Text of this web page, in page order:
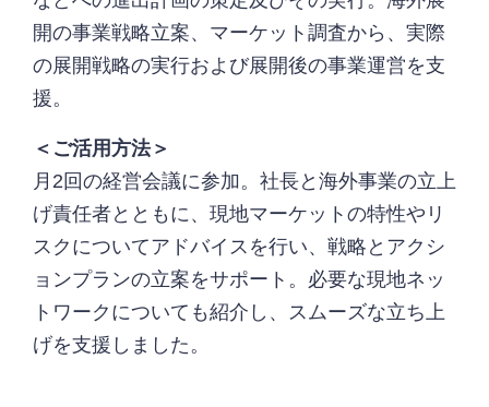
開の事業戦略立案、マーケット調査から、実際
の展開戦略の実行および展開後の事業運営を支
援。
＜ご活用方法＞
月2回の経営会議に参加。社長と海外事業の立上
げ責任者とともに、現地マーケットの特性やリ
スクについてアドバイスを行い、戦略とアクシ
ョンプランの立案をサポート。必要な現地ネッ
トワークについても紹介し、スムーズな立ち上
げを支援しました。